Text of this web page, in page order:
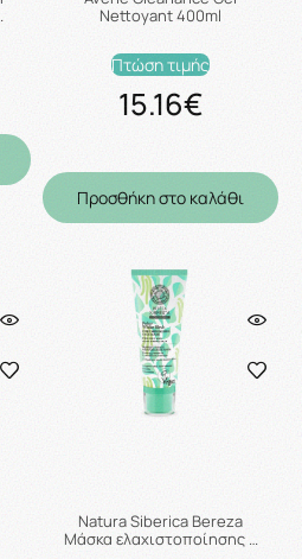
Nettoyant 400ml
Πτώση τιμής
15.16€
Προσθήκη στο καλάθι
Natura Siberica Bereza
Mάσκα ελαχιστοποίησης …